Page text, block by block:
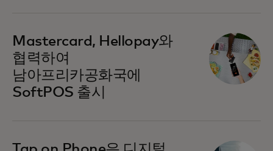
Mastercard, Hellopay와
협력하여
남아프리카공화국에
SoftPOS 출시
새 탭에서 열림
새 탭에서 열림